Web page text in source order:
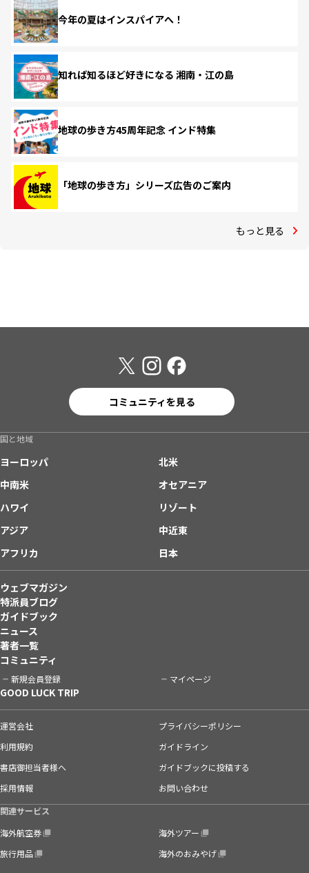
今年の夏はインスパイアへ！
知れば知るほど好きになる 湘南・江の島
地球の歩き方45周年記念 インド特集
「地球の歩き方」シリーズ広告のご案内
もっと見る
コミュニティを見る
国と地域
ヨーロッパ
北米
中南米
オセアニア
ハワイ
リゾート
アジア
中近東
アフリカ
日本
ウェブマガジン
特派員ブログ
ガイドブック
ニュース
著者一覧
コミュニティ
新規会員登録 マイページ
GOOD LUCK TRIP
運営会社
プライバシーポリシー
利用規約
ガイドライン
書店御担当者様へ
ガイドブックに投稿する
採用情報
お問い合わせ
関連サービス
海外航空券
海外ツアー
旅行用品
海外のおみやげ